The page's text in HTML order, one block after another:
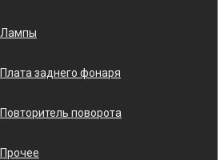
Лампы
Плата заднего фонаря
Повторитель поворота
Прочее